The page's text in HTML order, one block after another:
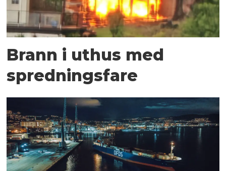
Brann i uthus med
spredningsfare